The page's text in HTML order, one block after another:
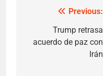
navigation
Previous:
Trump retrasa
acuerdo de paz con
Irán